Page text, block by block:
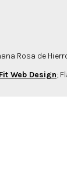
Rosa de
Fit Web Design;